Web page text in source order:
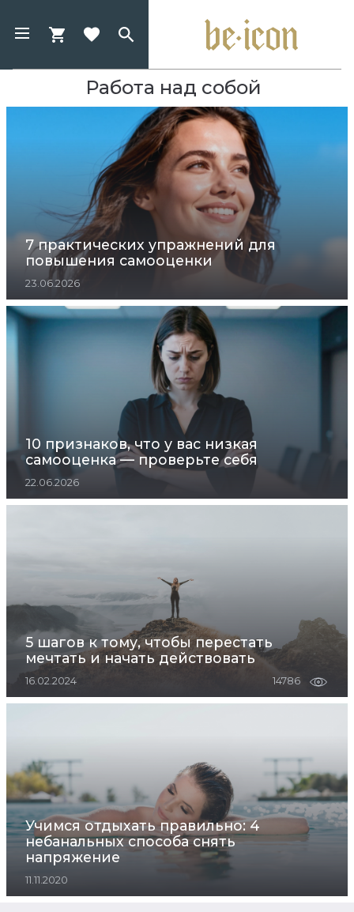
Работа над собой
7 практических упражнений для
повышения самооценки
23.06.2026
10 признаков, что у вас низкая
самооценка — проверьте себя
22.06.2026
5 шагов к тому, чтобы перестать
мечтать и начать действовать
16.02.2024 14786
Учимся отдыхать правильно: 4
небанальных способа снять
напряжение
11.11.2020